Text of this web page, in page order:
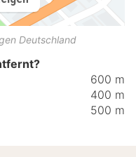
Deutschland
600 m
400 m
500 m